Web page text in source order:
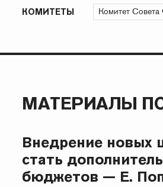
КОМИТЕТЫ Комитет Совета
МАТЕРИАЛЫ
Внедрение новых
стать
бюджетов — Е.